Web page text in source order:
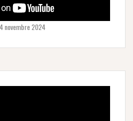
novembre 2024